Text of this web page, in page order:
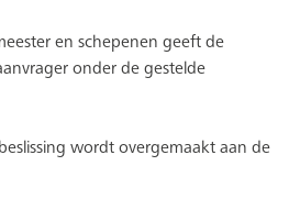
en schepenen geeft de
onder de gestelde
wordt overgemaakt aan de